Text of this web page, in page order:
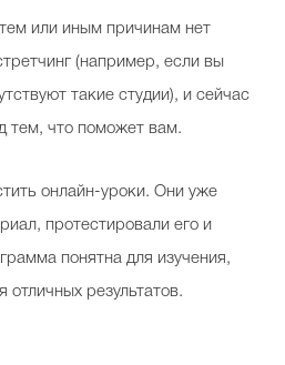
или иным причинам нет
(например, если вы
такие студии), и сейчас
тем, что поможет вам.
онлайн-уроки. Они уже
протестировали его и
понятна для изучения,
отличных результатов.